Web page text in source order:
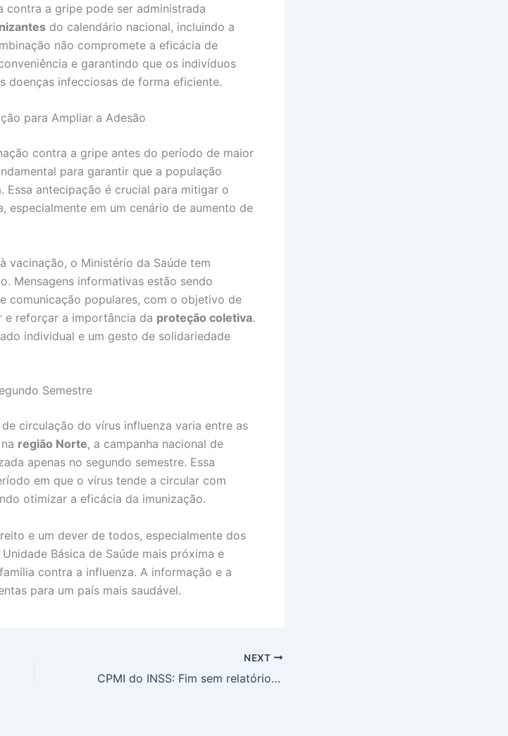
contra a gripe pode ser administrada
do calendário nacional, incluindo a
não compromete a eficácia de
e garantindo que os indivíduos
doenças infecciosas de forma eficiente.
para Ampliar a Adesão
contra a gripe antes do período de maior
para garantir que a população
Essa antecipação é crucial para mitigar o
especialmente em um cenário de aumento de
vacinação, o Ministério da Saúde tem
Mensagens informativas estão sendo
comunicação populares, com o objetivo de
e reforçar a importância da proteção coletiva.
individual e um gesto de solidariedade
Semestre
circulação do vírus influenza varia entre as
região Norte, a campanha nacional de
apenas no segundo semestre. Essa
em que o vírus tende a circular com
otimizar a eficácia da imunização.
e um dever de todos, especialmente dos
Básica de Saúde mais próxima e
contra a influenza. A informação e a
para um país mais saudável.
NEXT
CPMI do INSS: Fim sem relatório final aprovado após 7 meses de embates e rejeição de parecer com mais de 200 indiciamentos